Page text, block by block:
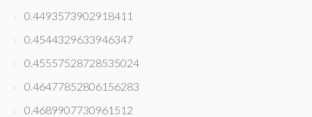
0.4493573902918411
0.4544329633946347
0.45557528728535024
0.46477852806156283
0.4689907730961512